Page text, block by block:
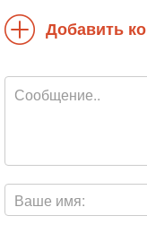
Добавить